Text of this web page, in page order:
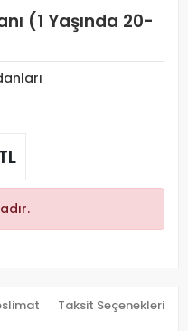
(1 Yaşında 20-
Taksit Seçenekleri